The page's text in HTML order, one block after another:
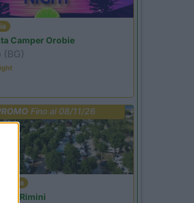
Camper Orobie
(BG)
Fino al 08/11/26
Rimini